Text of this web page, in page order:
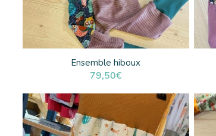
Ensemble hiboux
79,50€